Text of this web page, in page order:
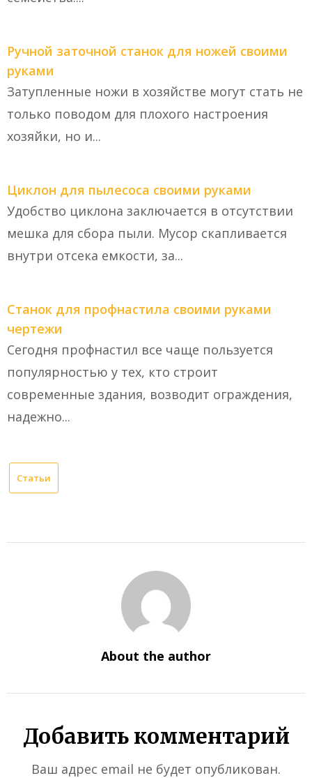
Ручной заточной станок для ножей своими
руками
Затупленные ножи в хозяйстве могут стать не
только поводом для плохого настроения
хозяйки, но и...
Циклон для пылесоса своими руками
Удобство циклона заключается в отсутствии
мешка для сбора пыли. Мусор скапливается
внутри отсека емкости, за...
Станок для профнастила своими руками
чертежи
Сегодня профнастил все чаще пользуется
популярностью у тех, кто строит
современные здания, возводит ограждения,
надежно...
Статьи
About the author
Добавить комментарий
Ваш адрес email не будет опубликован.